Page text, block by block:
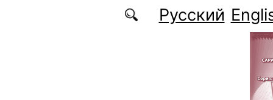
Перейти к основному содержаниюРусский